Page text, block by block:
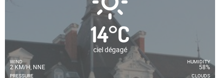
14°C
ciel dégagé
WIND
2 KM/H, NNE
PRESSURE
HUMIDITY
58%
CLOUDS